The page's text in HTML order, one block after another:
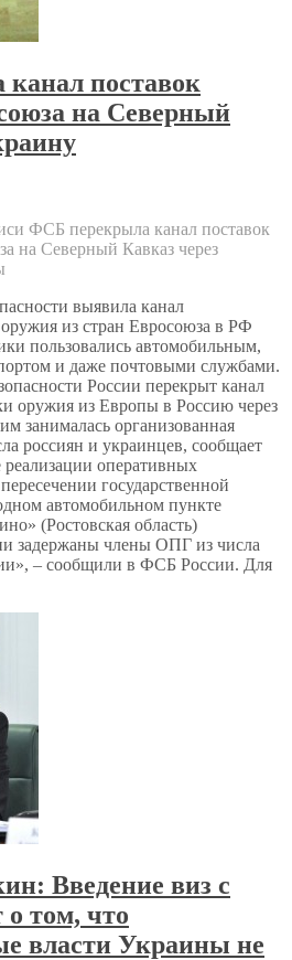
поставок
на Северный
ФСБ перекрыла канал поставок
на Северный Кавказ через
выявила канал
из стран Евросоюза в РФ
пользовались автомобильным,
и даже почтовыми службами.
России перекрыт канал
оружия из Европы в Россию через
занималась организованная
россиян и украинцев, сообщает
реализации оперативных
государственной
автомобильном пункте
(Ростовская область)
задержаны члены ОПГ из числа
– сообщили в ФСБ России. Для
Введение виз с
о том, что
власти Украины не